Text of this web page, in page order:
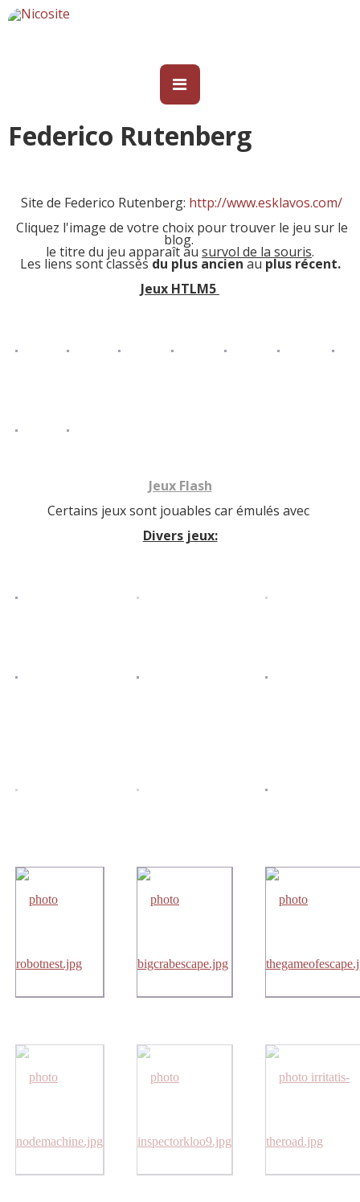
Federico Rutenberg
Site de Federico Rutenberg: http://www.esklavos.com/
Cliquez l'image de votre choix pour trouver le jeu sur le
blog.
le titre du jeu apparaît au survol de la souris.
Les liens sont classés du plus ancienauplus récent.
Jeux HTLM5
Jeux Flash
Certains jeux sont jouables car émulés avec
Divers jeux: